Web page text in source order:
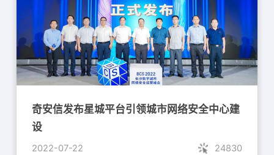
奇安信发布星城平台引领城市网络安全中心建
设
2022-07-22 24830